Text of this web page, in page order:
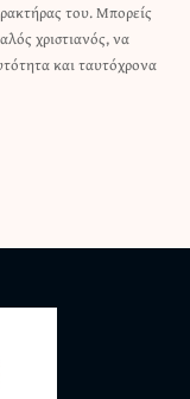
του. Μπορείς
χριστιανός, να
και ταυτόχρονα